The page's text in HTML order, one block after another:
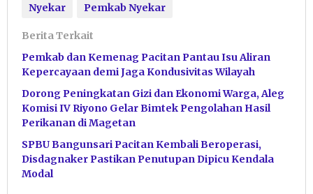
Nyekar
Pemkab Nyekar
Berita Terkait
Pemkab dan Kemenag Pacitan Pantau Isu Aliran
Kepercayaan demi Jaga Kondusivitas Wilayah
Dorong Peningkatan Gizi dan Ekonomi Warga, Aleg
Komisi IV Riyono Gelar Bimtek Pengolahan Hasil
Perikanan di Magetan
SPBU Bangunsari Pacitan Kembali Beroperasi,
Disdagnaker Pastikan Penutupan Dipicu Kendala
Modal